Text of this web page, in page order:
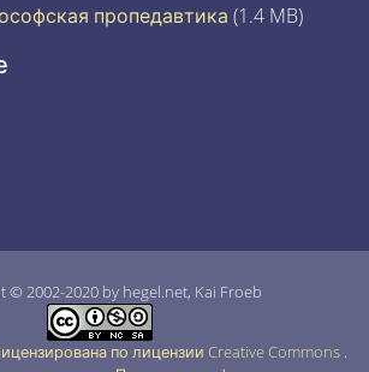
пропедавтика (1.4 MB)
© 2002-2020 by hegel.net, Kai Froeb
по лицензии Creative Commons .